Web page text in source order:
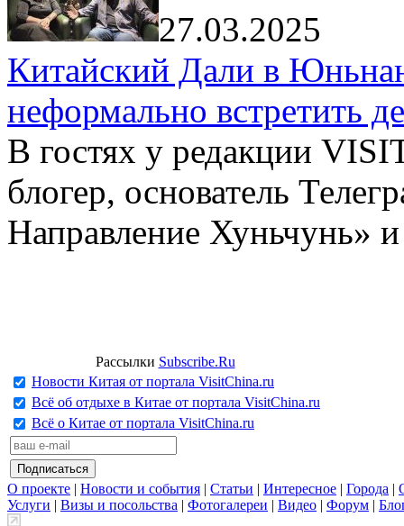
27.03.2025
Китайский Дали в
неформально встретить
В гостях у редакции
блогер, основатель
Направление Хуньчунь»
Рассылки Subscribe.Ru
Новости Китая от портала VisitChina.ru
Всё об отдыхе в Китае от портала VisitChina.ru
Всё о Китае от портала VisitChina.ru
О проекте | Новости и события | Статьи | Интересное | Города |
Услуги | Визы и посольства | Фотогалереи | Видео | Форум |